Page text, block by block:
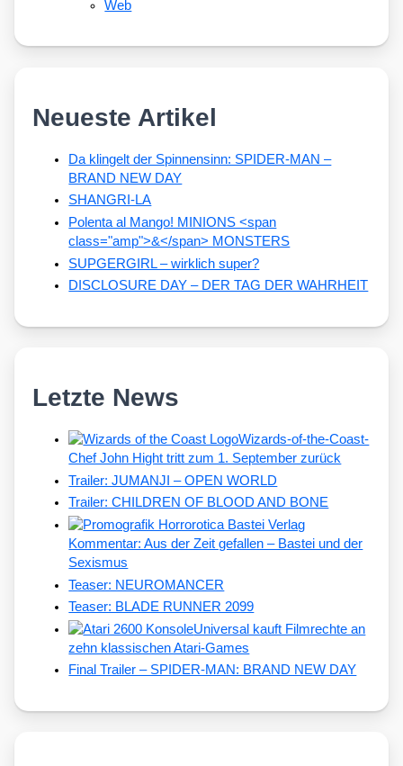
Web
Neueste Artikel
Da klingelt der Spinnensinn: SPIDER-MAN –
BRAND NEW DAY
SHANGRI-LA
Polenta al Mango! MINIONS <span
class="amp">&</span> MONSTERS
SUPGERGIRL – wirklich super?
DISCLOSURE DAY – DER TAG DER WAHRHEIT
Letzte News
Wizards-of-the-Coast-
Chef John Hight tritt zum 1. September zurück
Trailer: JUMANJI – OPEN WORLD
Trailer: CHILDREN OF BLOOD AND BONE
Kommentar: Aus der Zeit gefallen – Bastei und der
Sexismus
Teaser: NEUROMANCER
Teaser: BLADE RUNNER 2099
Universal kauft Filmrechte an
zehn klassischen Atari-Games
Final Trailer – SPIDER-MAN: BRAND NEW DAY